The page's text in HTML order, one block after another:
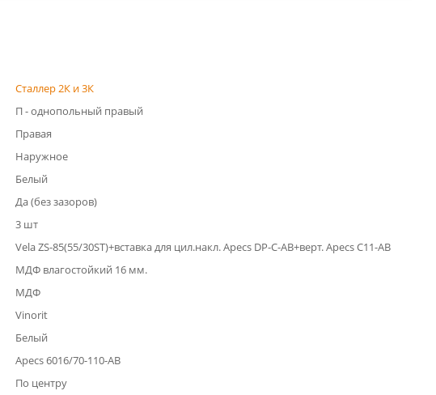
Сталлер 2К и 3К
П - однопольный правый
Правая
Наружное
Белый
Да (без зазоров)
3 шт
Vela ZS-85(55/30ST)+вставка для цил.накл. Apecs DP-C-AB+верт. Apecs C11-AB
МДФ влагостойкий 16 мм.
МДФ
Vinorit
Белый
Apecs 6016/70-110-AB
По центру